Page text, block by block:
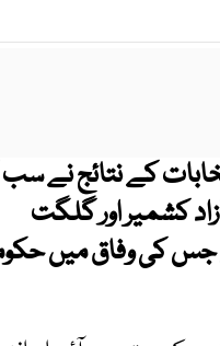
کے نتائج نے
کشمیر اور گلگت
جس کی وفاق میں